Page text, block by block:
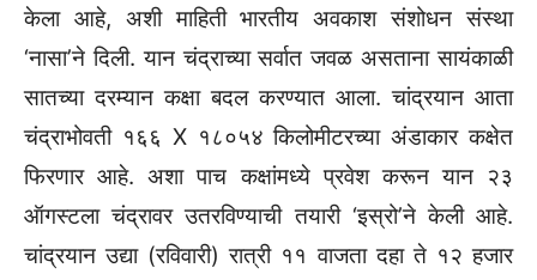
केला आहे, अशी माहिती भारतीय अवकाश संशोधन संस्था
‘नासा’ने दिली. यान चंद्राच्या सर्वात जवळ असताना सायंकाळी
सातच्या दरम्यान कक्षा बदल करण्यात आला. चांद्रयान आता
चंद्राभोवती १६६ X १८०५४ किलोमीटरच्या अंडाकार कक्षेत
फिरणार आहे. अशा पाच कक्षांमध्ये प्रवेश करून यान २३
ऑगस्टला चंद्रावर उतरविण्याची तयारी ‘इस्रो’ने केली आहे.
चांद्रयान उद्या (रविवारी) रात्री ११ वाजता दहा ते १२ हजार